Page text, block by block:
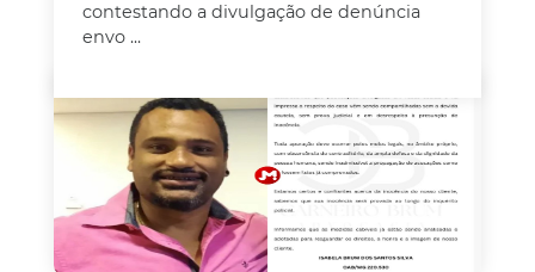
contestando a divulgação de denúncia
envo ...